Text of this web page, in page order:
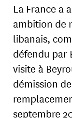
La France a
ambition de
libanais,
défendu par
visite à
démission
septembre